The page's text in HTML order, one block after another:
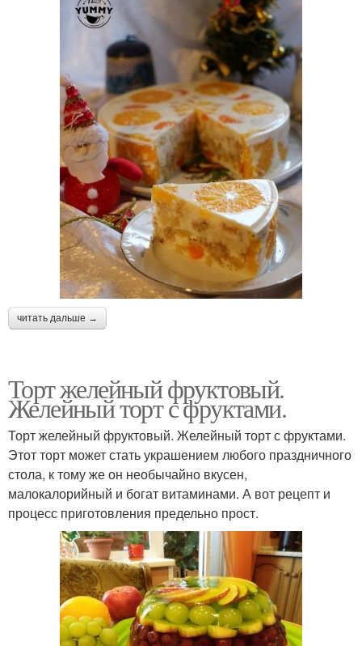
читать дальше →
Торт желейный фруктовый.
Желейный торт с фруктами.
Торт желейный фруктовый. Желейный торт с фруктами.
Этот торт может стать украшением любого праздничного
стола, к тому же он необычайно вкусен,
малокалорийный и богат витаминами. А вот рецепт и
процесс приготовления предельно прост.